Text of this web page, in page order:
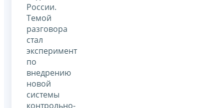
России.
Темой
разговора
стал
эксперимент
по
внедрению
новой
системы
контрольно-